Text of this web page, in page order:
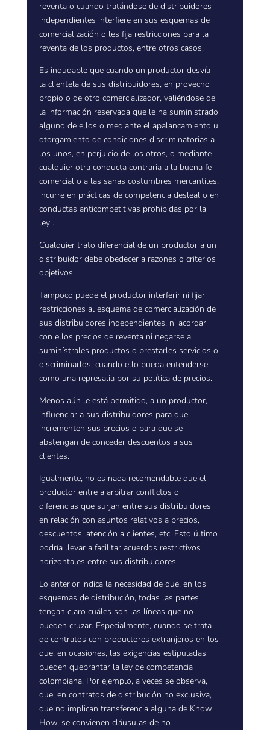
reventa o cuando tratándose de distribuidores
independientes interfiere en sus esquemas de
comercialización o les fija restricciones para la
reventa de los productos, entre otros casos.
Es indudable que cuando un productor desvía
la clientela de sus distribuidores, en provecho
propio o de otro comercializador, valiéndose de
la información reservada que le ha suministrado
alguno de ellos o mediante el apalancamiento u
otorgamiento de condiciones discriminatorias a
los unos, en perjuicio de los otros, o mediante
cualquier otra conducta contraria a la buena fe
comercial o a las sanas costumbres mercantiles,
incurre en prácticas de competencia desleal o en
conductas anticompetitivas prohibidas por la
ley .
Cualquier trato diferencial de un productor a un
distribuidor debe obedecer a razones o criterios
objetivos.
Tampoco puede el productor interferir ni fijar
restricciones al esquema de comercialización de
sus distribuidores independientes, ni acordar
con ellos precios de reventa ni negarse a
suminístrales productos o prestarles servicios o
discriminarlos, cuando ello pueda entenderse
como una represalia por su política de precios.
Menos aún le está permitido, a un productor,
influenciar a sus distribuidores para que
incrementen sus precios o para que se
abstengan de conceder descuentos a sus
clientes.
Igualmente, no es nada recomendable que el
productor entre a arbitrar conflictos o
diferencias que surjan entre sus distribuidores
en relación con asuntos relativos a precios,
descuentos, atención a clientes, etc. Esto último
podría llevar a facilitar acuerdos restrictivos
horizontales entre sus distribuidores.
Lo anterior indica la necesidad de que, en los
esquemas de distribución, todas las partes
tengan claro cuáles son las líneas que no
pueden cruzar. Especialmente, cuando se trata
de contratos con productores extranjeros en los
que, en ocasiones, las exigencias estipuladas
pueden quebrantar la ley de competencia
colombiana. Por ejemplo, a veces se observa,
que, en contratos de distribución no exclusiva,
que no implican transferencia alguna de Know
How, se convienen cláusulas de no